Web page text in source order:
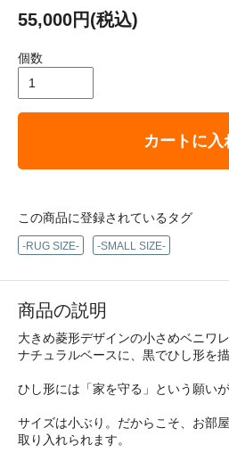
55,000円(税込)
個数
カートに入
この商品に登録されているタグ
-RUG SIZE- -SMALL SIZE-
商品の説明
大きめ菱形デザインの小さめベニワレ
ナチュラルベースに、黒でひし形を描
ひし形には「家を守る」という願い
サイズは小ぶり。だからこそ、お部
取り入れられます。